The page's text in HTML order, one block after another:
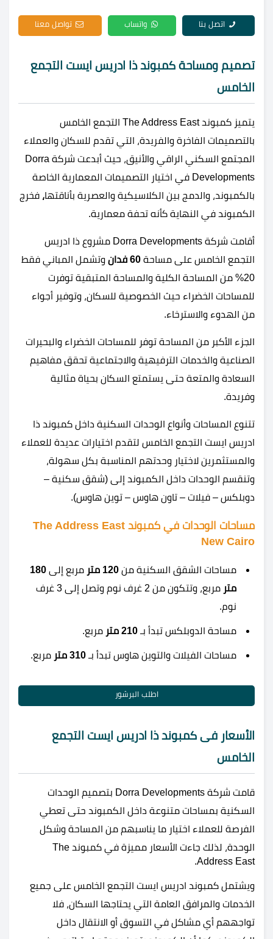
اتصل بنا واتساب تواصل معنا
تصميم ومساحة كمبوند ذا ادريس ايست التجمع
الخامس
يتميز كمبوند The Address East التجمع الخامس
بالتصميمات الفاخرة والفريدة، التي تقدم للسكان والعملاء
المجتمع السكني الراقي والأنيق، حيث أبدعت شركة Dorra
Developments في اختيار التصميمات المعمارية الخاصة
بالكمبوند، والدمج بين الكلاسيكية والعصرية بأناقتها، فخرج
الكمبوند في النهاية كأنه تحفة معمارية.
أقامت شركة Dorra Developments مشروع ذا ادريس
التجمع الخامس على مساحة 60 فدان
وتشمل المباني فقط
20% من المساحة الكلية والمساحة المتبقية توفرت
للمساحات الخضراء حيث الخصوصية للسكان، وتوفير أجواء
من الهدوء والاسترخاء.
الجزء الأكبر من المساحة توفر للمساحات الخضراء والبحيرات
الصناعية والخدمات الترفيهية والاجتماعية تحقق مفاهيم
السعادة والمتعة حتى يستمتع السكان بحياة مثالية
وفريدة.
تتنوع المساحات وأنواع الوحدات السكنية داخل كمبوند ذا
ادريس ايست التجمع الخامس لتقدم اختيارات عديدة للعملاء
والمستثمرين لاختيار وحدتهم المناسبة بكل سهولة،
وتنقسم الوحدات داخل الكمبوند إلى (شقق سكنية –
دوبلكس – فيلات – تاون هاوس – توين هاوس).
مساحات الوحدات في كمبوند The Address East
New Cairo
مساحات الشقق السكنية من 120 متر مربع إلى 180
متر
مربع، وتتكون من 2 غرف نوم وتصل إلى 3 غرف
نوم.
مساحة الدوبلكس تبدأ بـ 210 متر مربع.
مساحات الفيلات والتوين هاوس تبدأ بـ 310 متر مربع.
اطلب البرشور
الأسعار فى كمبوند ذا ادريس ايست التجمع
الخامس
قامت شركة Dorra Developments بتصميم الوحدات
السكنية بمساحات متنوعة داخل الكمبوند حتى تعطي
الفرصة للعملاء اختيار ما يناسبهم من المساحة وشكل
الوحدة، لذلك جاءت الأسعار مميزة في كمبوند The
Address East.
ويشتمل كمبوند ادريس ايست التجمع الخامس على جميع
الخدمات والمرافق العامة التي يحتاجها السكان، فلا
تواجههم أي مشاكل في التسوق أو الانتقال داخل